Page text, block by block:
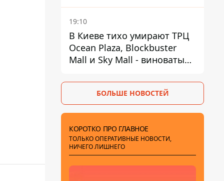
19:10
В Киеве тихо умирают ТРЦ
Ocean Plaza, Blockbuster
Mall и Sky Mall - виноваты
каннибализм
БОЛЬШЕ НОВОСТЕЙ
КОРОТКО ПРО ГЛАВНОЕ
ТОЛЬКО ОПЕРАТИВНЫЕ НОВОСТИ,
НИЧЕГО ЛИШНЕГО